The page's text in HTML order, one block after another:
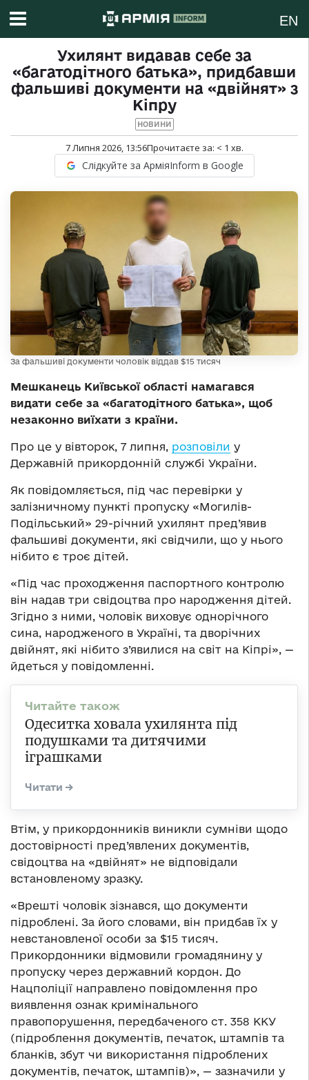
EN
Ухилянт видавав себе за
«багатодітного батька», придбавши
фальшиві документи на «двійнят» з
Кіпру
НОВИНИ
7 Липня 2026, 13:56Прочитаєте за: < 1 хв.
Слідкуйте за АрміяInform в Google
За фальшиві документи чоловік віддав $15 тисяч
Мешканець Київської області намагався
видати себе за «багатодітного батька», щоб
незаконно виїхати з країни.
Про це у вівторок, 7 липня, розповіли у
Державній прикордонній службі України.
Як повідомляється, під час перевірки у
залізничному пункті пропуску «Могилів-
Подільський» 29-річний ухилянт пред’явив
фальшиві документи, які свідчили, що у нього
нібито є троє дітей.
«Під час проходження паспортного контролю
він надав три свідоцтва про народження дітей.
Згідно з ними, чоловік виховує однорічного
сина, народженого в Україні, та дворічних
двійнят, які нібито з’явилися на світ на Кіпрі», —
йдеться у повідомленні.
Одеситка ховала ухилянта під
подушками та дитячими
іграшками
Втім, у прикордонників виникли сумніви щодо
достовірності пред’явлених документів,
свідоцтва на «двійнят» не відповідали
встановленому зразку.
«Врешті чоловік зізнався, що документи
підроблені. За його словами, він придбав їх у
невстановленої особи за $15 тисяч.
Прикордонники відмовили громадянину у
пропуску через державний кордон. До
Нацполіції направлено повідомлення про
виявлення ознак кримінального
правопорушення, передбаченого ст. 358 ККУ
(підроблення документів, печаток, штампів та
бланків, збут чи використання підроблених
документів, печаток, штампів)», — зазначили у